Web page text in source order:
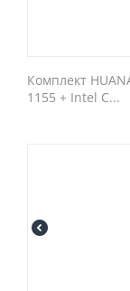
Комплект
1155 + Intel C...